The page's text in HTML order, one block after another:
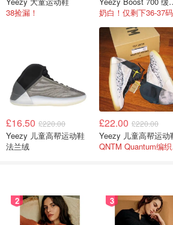
38捡漏！
奶白！仅剩下36-37码
£16.50 £220.00
Yeezy 儿童高帮运动鞋
法兰绒
£22.00 £220.00
Yeezy 儿童高帮运动
2 3